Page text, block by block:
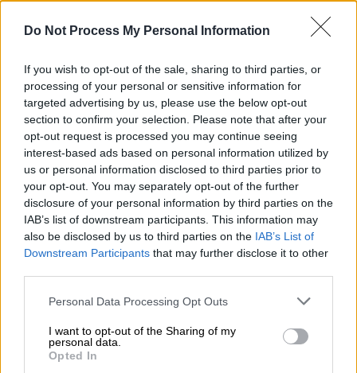
Do Not Process My Personal Information
If you wish to opt-out of the sale, sharing to third parties, or
processing of your personal or sensitive information for
targeted advertising by us, please use the below opt-out
section to confirm your selection. Please note that after your
opt-out request is processed you may continue seeing
interest-based ads based on personal information utilized by
us or personal information disclosed to third parties prior to
your opt-out. You may separately opt-out of the further
disclosure of your personal information by third parties on the
IAB’s list of downstream participants. This information may
also be disclosed by us to third parties on the IAB’s List of
Downstream Participants that may further disclose it to other
Please note that this website/app uses one or more Google
not limited to your visit or usage behaviour. You may click to
grant or deny consent to Google and its third-party tags to
use your data for below specified purposes in below Google
Personal Data Processing Opt Outs
I want to opt-out of the Sharing of my
personal data.
Opted In
της Τουρκίας για το2021-2023» που
της Προεδρίας, σημείωσε πως η Τουρκία με
τις ευρείες δυνατότητες παραγωγής της, το
εξειδικευμένο εργατικό δυναμικό, τη
στρατηγική της θέση, τη σύγχρονη
υλικοτεχνική υποδομή της και τα πακέτα
κινήτρων που μπορούν να ανταπεξέλθουν σε
όλες τις ανάγκες αποτελεί ένα σημαντικό
πόλο έλξης για τους επενδυτές.
ΗΤουρκία –ανέφερε- προσφέρει
αγορά26τρισεκατομμυρίων δολαρίων σε
απόσταση πτήσης 4 ωρών, ενώ τόνισε πως
εκτός από αυτά τα εμπορικά πλεονεκτήματα